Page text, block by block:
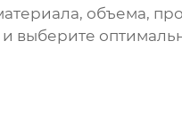
объема,
выберите